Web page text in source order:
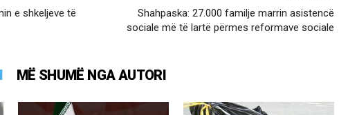
e shkeljeve të
Shahpaska: 27.000 familje marrin asistencë
sociale më të lartë përmes reformave sociale
MË SHUMË NGA AUTORI